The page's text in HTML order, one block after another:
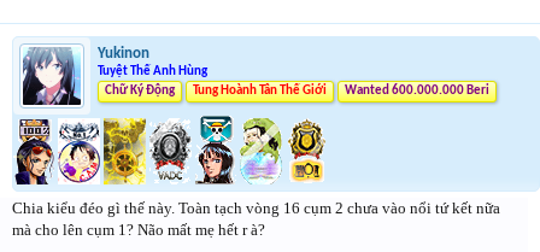
Yukinon
Tuyệt Thế Anh Hùng
Chữ Ký Động
Tung Hoành Tân Thế Giới Wanted 600.000.000 Beri
Chia kiểu đéo gì thế này. Toàn tạch vòng 16 cụm 2 chưa vào nổi tứ kết nữa
mà cho lên cụm 1? Não mất mẹ hết r à?